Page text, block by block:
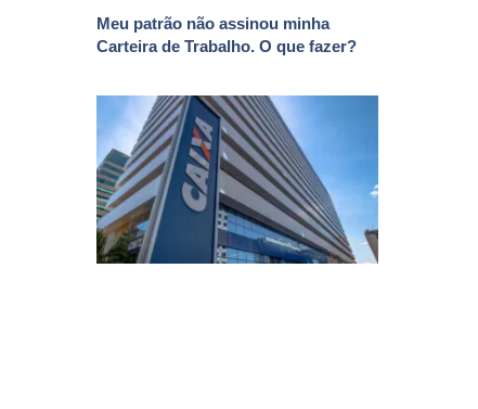
Meu patrão não assinou minha
Carteira de Trabalho. O que fazer?